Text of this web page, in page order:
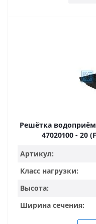
Решётка
47020100 - 20
Артикул:
Класс нагрузки:
Высота:
Ширина сечения: